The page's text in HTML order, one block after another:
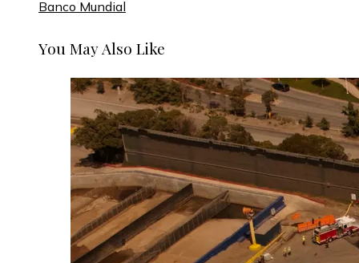
Banco Mundial
You May Also Like